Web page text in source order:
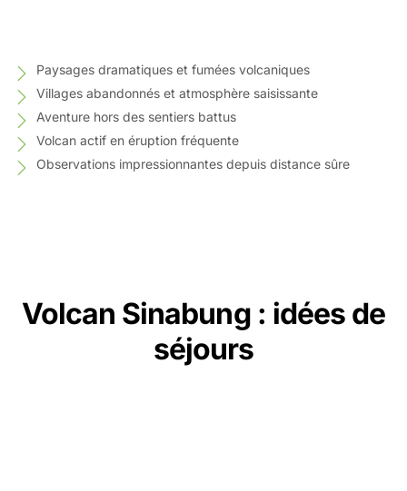
Paysages dramatiques et fumées volcaniques
Villages abandonnés et atmosphère saisissante
Aventure hors des sentiers battus
Volcan actif en éruption fréquente
Observations impressionnantes depuis distance sûre
Volcan Sinabung : idées de
séjours